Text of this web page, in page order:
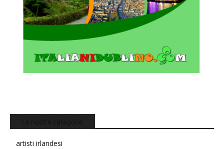
artisti irlandesi